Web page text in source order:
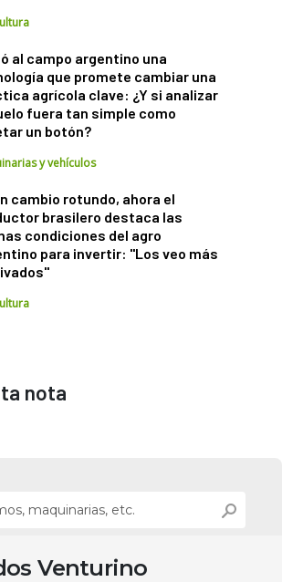
al campo argentino una
que promete cambiar una
agrícola clave: ¿Y si analizar
fuera tan simple como
un botón?
y vehículos
cambio rotundo, ahora el
brasilero destaca las
condiciones del agro
para invertir: "Los veo más
nota
Venturino